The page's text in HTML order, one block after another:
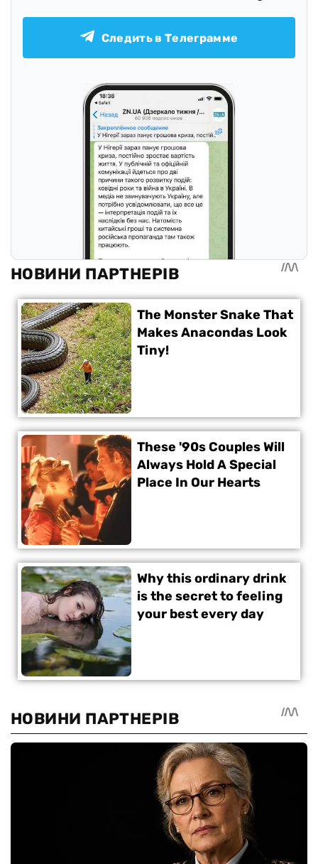
Следить в Телеграмме